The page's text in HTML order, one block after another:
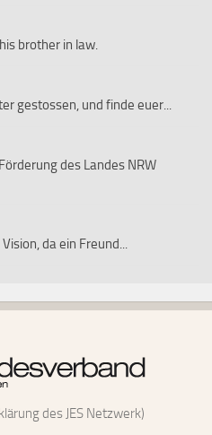
brother in law.
gestossen, und finde euer...
des Landes NRW
da ein Freund...
des JES Netzwerk)